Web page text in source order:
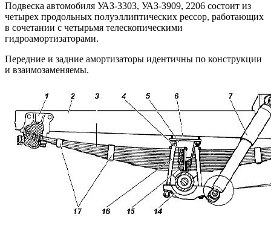
Подвеска автомобиля УАЗ-3303, УАЗ-3909, 2206 состоит из
четырех продольных полуэллиптических рессор, работающих
в сочетании с четырьмя телескопическими
гидроамортизаторами.
Передние и задние амортизаторы идентичны по конструкции
и взаимозаменяемы.